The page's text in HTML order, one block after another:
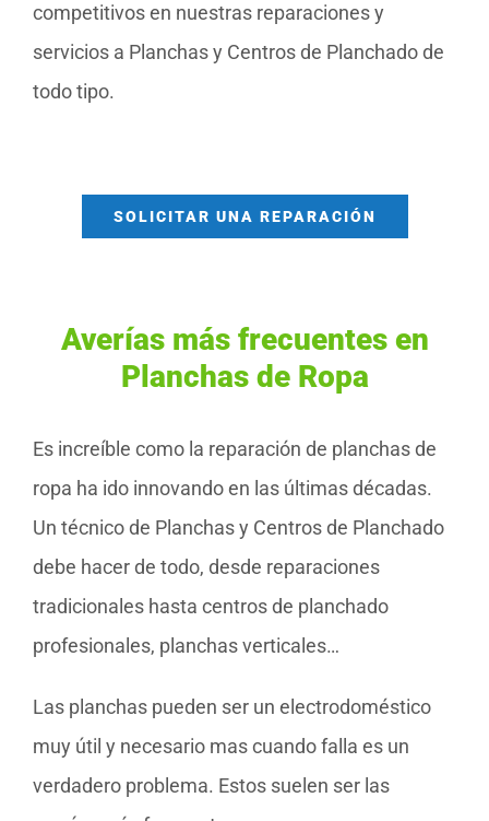
competitivos en nuestras reparaciones y
servicios a Planchas y Centros de Planchado de
todo tipo.
SOLICITAR UNA REPARACIÓN
Averías más frecuentes en
Planchas de Ropa
Es increíble como la reparación de planchas de
ropa ha ido innovando en las últimas décadas.
Un técnico de Planchas y Centros de Planchado
debe hacer de todo, desde reparaciones
tradicionales hasta centros de planchado
profesionales, planchas verticales…
Las planchas pueden ser un electrodoméstico
muy útil y necesario mas cuando falla es un
verdadero problema. Estos suelen ser las